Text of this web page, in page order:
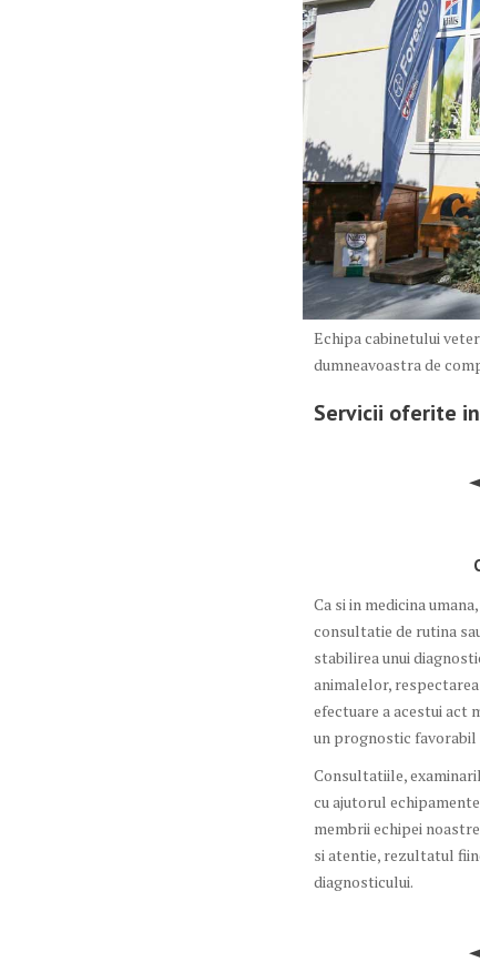
Echipa cabinetului
dumneavoastra de
Servicii oferite
Ca si in medicina
consultatie de rutina
stabilirea unui
animalelor,
efectuare a acestui act
un prognostic favorabil
Consultatiile,
cu ajutorul
membrii echipei
si atentie, rezultatul
diagnosticului.